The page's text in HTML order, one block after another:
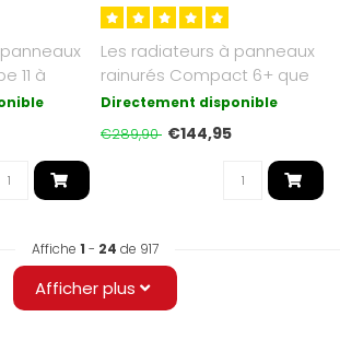
11 à
nous
Les radiateurs à panneaux
rainurés Compact 6+ que
nous proposons sont d'un
Directement disponible
€289,90 €144,95
Affiche 1 - 24 de 917
Afficher plus